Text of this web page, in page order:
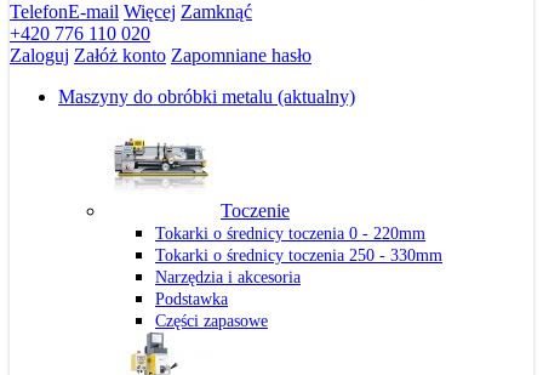
TelefonE-mail Więcej Zamknąć
+420 776 110 020
Zaloguj Załóż konto Zapomniane hasło
Maszyny do obróbki metalu (aktualny)
Toczenie
Tokarki o średnicy toczenia 0 - 220mm
Tokarki o średnicy toczenia 250 - 330mm
Narzędzia i akcesoria
Podstawka
Części zapasowe